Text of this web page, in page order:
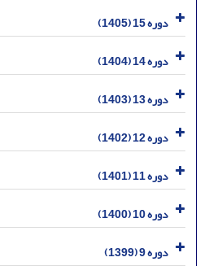
دوره 15 (1405)
دوره 14 (1404)
دوره 13 (1403)
دوره 12 (1402)
دوره 11 (1401)
دوره 10 (1400)
دوره 9 (1399)